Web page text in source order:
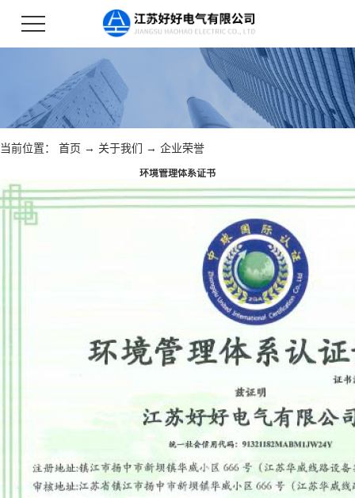
当前位置： 首页 → 关于我们 → 企业荣誉
环境管理体系证书